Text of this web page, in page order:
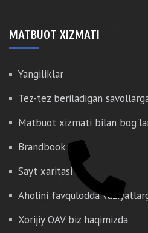
MATBUOT XIZMATI
Yangiliklar
Tez-tez beriladigan
Matbuot xizmati bilan
Brandbook
Sayt xaritasi
Aholini favqulodda
Xorijiy OAV biz haqimizda